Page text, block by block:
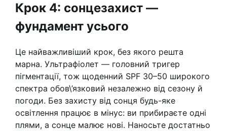
Крок 4: сонцезахист —
фундамент усього
Це найважливіший крок, без якого решта
марна. Ультрафіолет — головний тригер
пігментації, тож щоденний SPF 30–50 широкого
спектра обов\’язковий незалежно від сезону й
погоди. Без захисту від сонця будь-яке
освітлення працює в мінус: ви прибираєте одні
плями, а сонце малює нові. Наносьте достатньо